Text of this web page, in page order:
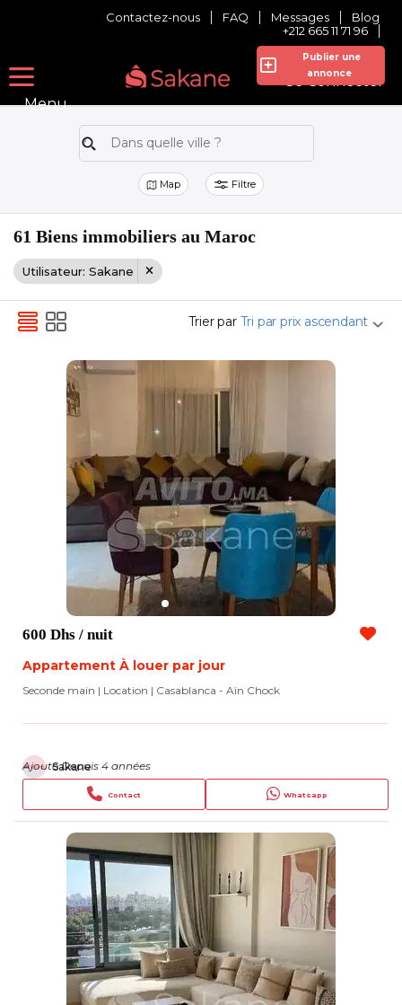
Blog
Messages
FAQ
Contactez-nous
+212 665 11 71 96
Menu
Se Connecter
Publier une
annonce
Map Filtre
61 Biens immobiliers au Maroc
Utilisateur: Sakane
Trier par Tri par prix ascendant
600 Dhs / nuit
Appartement À louer par jour
Seconde main | Location | Casablanca - Aïn Chock
Sakane
Contact Whatsapp
Ajouté Depuis 4 années